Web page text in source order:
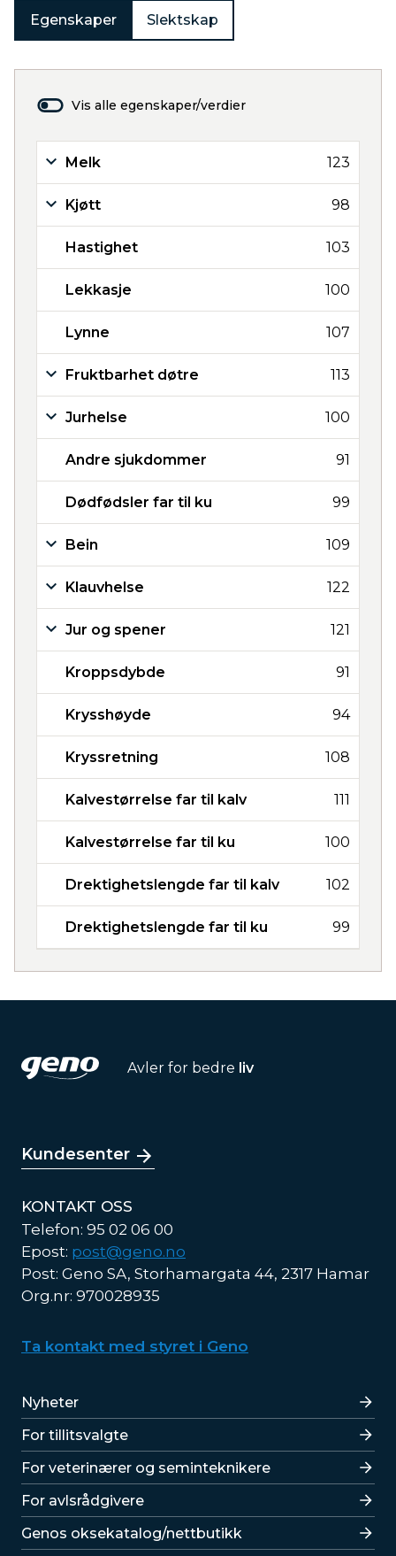
Egenskaper Slektskap
Vis alle egenskaper/verdier
Melk 123
Kjøtt 98
Hastighet 103
Lekkasje 100
Lynne 107
Fruktbarhet døtre 113
Jurhelse 100
Andre sjukdommer 91
Dødfødsler far til ku 99
Bein 109
Klauvhelse 122
Jur og spener 121
Kroppsdybde 91
Krysshøyde 94
Kryssretning 108
Kalvestørrelse far til kalv 111
Kalvestørrelse far til ku 100
Drektighetslengde far til kalv 102
Drektighetslengde far til ku 99
Avler for bedre liv
Kundesenter
KONTAKT OSS
Telefon: 95 02 06 00
Epost: post@geno.no
Post: Geno SA, Storhamargata 44, 2317 Hamar
Org.nr: 970028935
Ta kontakt med styret i Geno
Lenker
Nyheter
For tillitsvalgte
For veterinærer og seminteknikere
For avlsrådgivere
Lenker
Genos oksekatalog/nettbutikk